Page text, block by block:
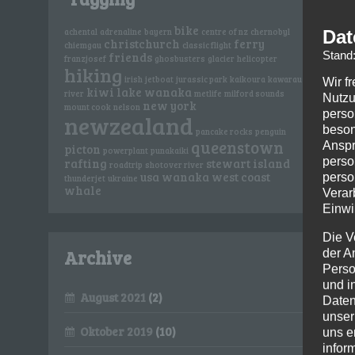
achental adrenaline bayern bike centre of nz chernobyl
chiemgau christchurch classic flight ferry
franzjosef friends ghosbusters glacier helicopter
hiking irish jetboat jurassic park kaikoura kawarau
river kiwi lake wanaka metlife milford sounds
mount cook nelson new york
newzealand pancake rocks penguin
picton powerplant punakaiki queenstown
rafting roadtrip shotover river stewart island
thunderjet ukraine usa wanaka west coast
whale
Archive
August 2021 (2)
Oktober 2019 (10)
Wir
Die
der
und
uns